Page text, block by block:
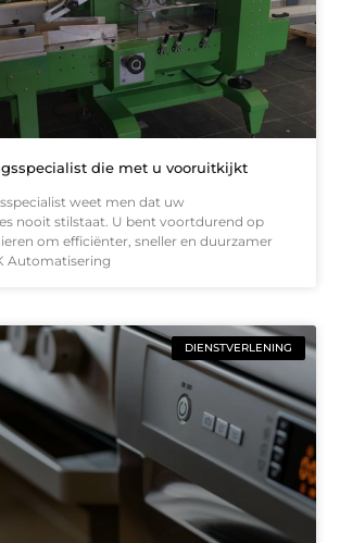
die met u vooruitkijkt
weet men dat uw
nooit stilstaat. U bent voortdurend op
om efficiënter, sneller en duurzamer
Automatisering
DIENSTVERLENING